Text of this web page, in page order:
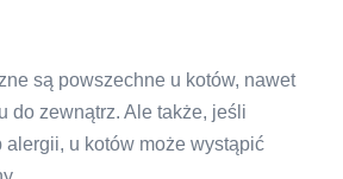
są powszechne u kotów, nawet
do zewnątrz. Ale także, jeśli
alergii, u kotów może wystąpić